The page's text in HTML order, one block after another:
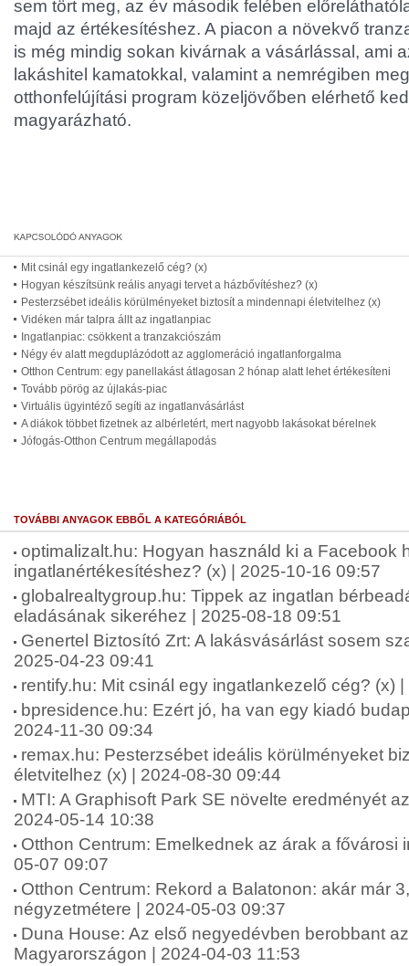
sem tört meg, az év második felében
majd az értékesítéshez. A piacon a növekvő
is még mindig sokan kivárnak a vásárlással, ami
lakáshitel kamatokkal, valamint a nemrégiben
otthonfelújítási program közeljövőben elérhető
magyarázható.
Mit csinál egy ingatlankezelő cég? (x)
Hogyan készítsünk reális anyagi tervet a házbővítéshez? (x)
Pesterzsébet ideális körülményeket biztosít a mindennapi életvitelhez (x)
Vidéken már talpra állt az ingatlanpiac
Ingatlanpiac: csökkent a tranzakciószám
Négy év alatt megduplázódott az agglomeráció ingatlanforgalma
Otthon Centrum: egy panellakást átlagosan 2 hónap alatt lehet értékesíteni
Tovább pörög az újlakás-piac
Virtuális ügyintéző segíti az ingatlanvásárlást
A diákok többet fizetnek az albérletért, mert nagyobb lakásokat bérelnek
Jófogás-Otthon Centrum megállapodás
TOVÁBBI ANYAGOK EBBŐL A KATEGÓRIÁBÓL
optimalizalt.hu: Hogyan használd ki a Facebook
ingatlanértékesítéshez? (x) | 2025-10-16 09:57
globalrealtygroup.hu: Tippek az ingatlan
eladásának sikeréhez | 2025-08-18 09:51
Genertel Biztosító Zrt: A lakásvásárlást sosem
2025-04-23 09:41
rentify.hu: Mit csinál egy ingatlankezelő cég? (x)
bpresidence.hu: Ezért jó, ha van egy kiadó
2024-11-30 09:34
remax.hu: Pesterzsébet ideális körülményeket
életvitelhez (x) | 2024-08-30 09:44
MTI: A Graphisoft Park SE növelte eredményét
2024-05-14 10:38
Otthon Centrum: Emelkednek az árak a fővárosi
05-07 09:07
Otthon Centrum: Rekord a Balatonon: akár már
négyzetmétere | 2024-05-03 09:37
Duna House: Az első negyedévben berobbant
Magyarországon | 2024-04-03 11:53